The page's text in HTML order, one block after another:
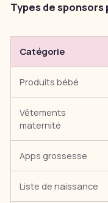
Types de
Catégorie
Produits bébé
Vêtements
maternité
Apps grossesse
Liste de naissance